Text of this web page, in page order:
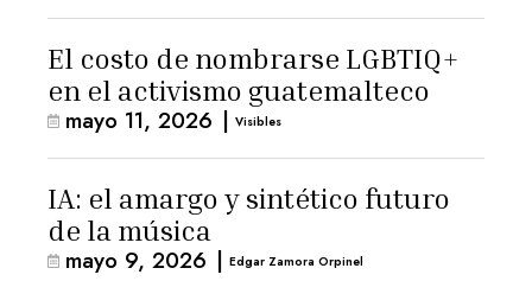
El costo de nombrarse LGBTIQ+
en el activismo guatemalteco
mayo 11, 2026 | Visibles
IA: el amargo y sintético futuro
de la música
mayo 9, 2026 | Edgar Zamora Orpinel